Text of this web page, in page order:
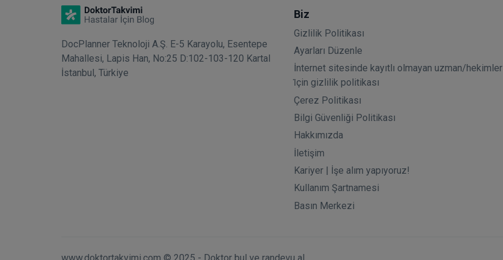
DocPlanner Teknoloji A.Ş. E-5 Karayolu, Esentepe
Mahallesi, Lapis Han, No:25 D:102-103-120 Kartal
İstanbul, Türkiye
Biz
Gizlilik Politikası
Ayarları Düzenle
İnternet sitesinde kayıtlı olmayan uzman/hekimler
i̇çin gizlilik politikası
Çerez Politikası
Bilgi Güvenliği Politikası
Hakkımızda
İletişim
Kariyer | İşe alım yapıyoruz!
Kullanım Şartnamesi
Basın Merkezi